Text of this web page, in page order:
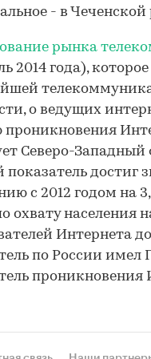
- в Чеченской
рынка
2014 года),
о ведущих
проникновения
Северо-Западный
достиг
с 2012 годом на
охвату населения
Интернета
по России
проникновения